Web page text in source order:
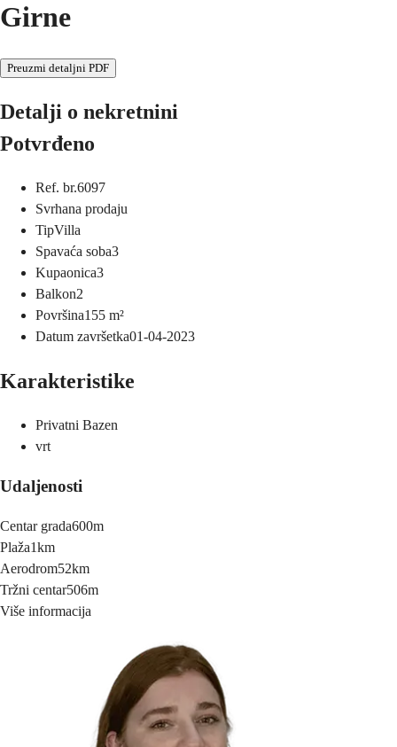
Girne
Preuzmi detaljni PDF
Detalji o nekretnini
Potvrđeno
Ref. br.6097
Svrhana prodaju
TipVilla
Spavaća soba3
Kupaonica3
Balkon2
Površina155 m²
Datum završetka01-04-2023
Karakteristike
Privatni Bazen
vrt
Udaljenosti
Centar grada600m
Plaža1km
Aerodrom52km
Tržni centar506m
Više informacija